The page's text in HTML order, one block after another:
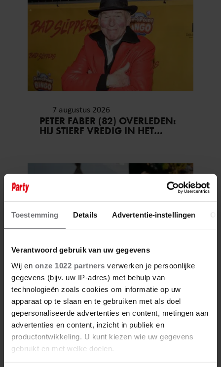
Toestemming Details Advertentie-instellingen
Verantwoord gebruik van uw gegevens
Wij en onze 1022 partners verwerken je persoonlijke
gegevens (bijv. uw IP-adres) met behulp van
technologieën zoals cookies om informatie op uw
apparaat op te slaan en te gebruiken met als doel
gepersonaliseerde advertenties en content, metingen aan
advertenties en content, inzicht in publiek en
productontwikkeling. U kunt kiezen wie uw gegevens
gebruikt en met welke doelen.
7 augustus 2026
PETER FABER (82) OVERLEDEN:
HIJ STIERF VREDIG IN HET
6 augustus 2026
KOMT ER EEN EIGEN
REALITYSHOW VOOR TIMOTHY
NA ‘B&B VOL LIEFDE?’